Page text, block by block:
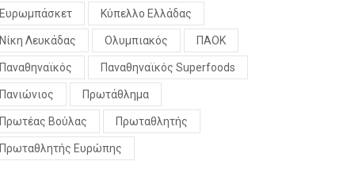
Ευρωμπάσκετ Κύπελλο Ελλάδας
Νίκη Λευκάδας Ολυμπιακός ΠΑΟΚ
Παναθηναϊκός Παναθηναϊκός Superfoods
Πανιώνιος Πρωτάθλημα
Πρωτέας Βούλας Πρωταθλητής
Πρωταθλητής Ευρώπης